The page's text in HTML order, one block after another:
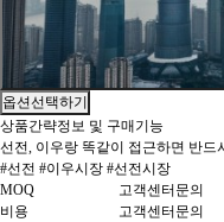
옵션선택하기
상품간략정보 및 구매기능
선전, 이우랑 똑같이 접근하면 반드
#선전 #이우시장 #선전시장
MOQ
고객센터문의
비용
고객센터문의